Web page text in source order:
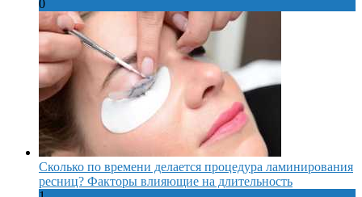
0
Сколько по времени делается процедура ламинирования
ресниц? Факторы влияющие на длительность